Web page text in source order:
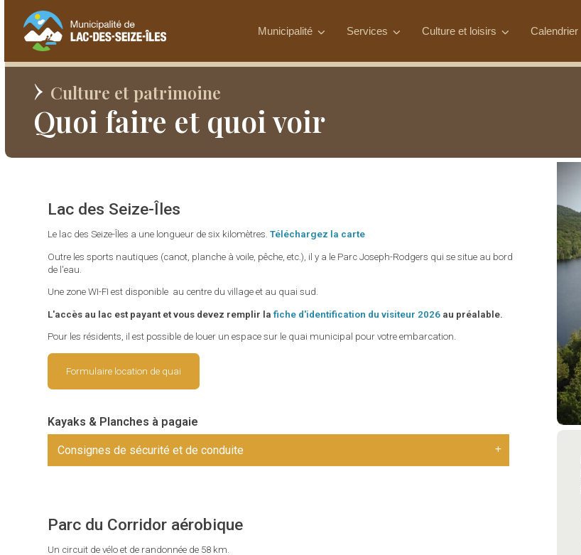
Municipalité Services Culture et loisirs Calendrier
Culture et patrimoine
Quoi faire et quoi voir
Lac des Seize-Îles
Le lac des Seize-Îles a une longueur de six kilomètres.Téléchargez la carte
Outre les sports nautiques (canot, planche à voile, pêche, etc.), il y a le Parc Joseph-Rodgers qui se situe au bord
de l'eau.
Une zone WI-FI est disponible au centre du village et au quai sud.
L'accès au lac est payant et vous devez remplir lafiche d'identification du visiteur 2026 au préalable.
Pour les résidents, il est possible de louer un espace sur le quai municipal pour votre embarcation.
Formulaire location de quai
Kayaks & Planches à pagaie
Consignes de sécurité et de conduite
Parc du Corridor aérobique
Un circuit de vélo et de randonnée de 58 km.